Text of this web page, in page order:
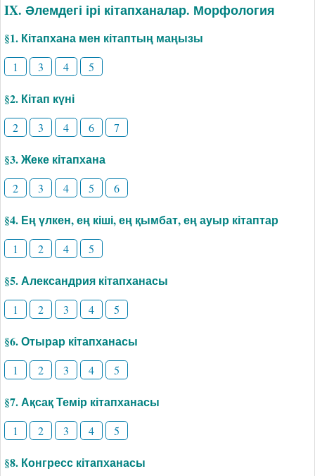
IX. Әлемдегі ірі кітапханалар. Морфология
§1. Кітапхана мен кітаптың маңызы
1 3 4 5
§2. Кітап күні
2 3 4 6 7
§3. Жеке кітапхана
2 3 4 5 6
§4. Ең үлкен, ең кіші, ең қымбат, ең ауыр кітаптар
1 2 4 5
§5. Александрия кітапханасы
1 2 3 4 5
§6. Отырар кітапханасы
1 2 3 4 5
§7. Ақсақ Темір кітапханасы
1 2 3 4 5
§8. Конгресс кітапханасы